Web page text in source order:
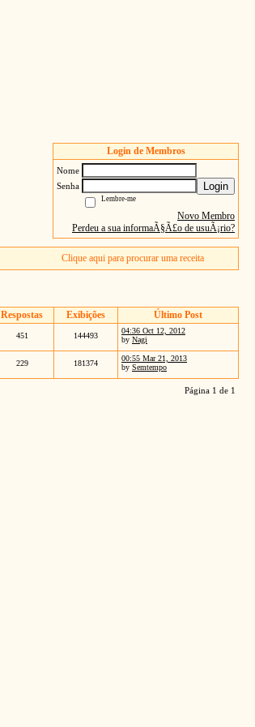
Login de Membros
Nome
Senha
Login
Lembre-me
Novo Membro
Perdeu a sua informaÃ§Ã£o de usuÃ¡rio?
Clique aqui para procurar uma receita
Respostas Exibições Último Post
451 144493
04:36 Oct 12, 2012
by Nagi
229 181374
00:55 Mar 21, 2013
by Semtempo
Página 1 de 1